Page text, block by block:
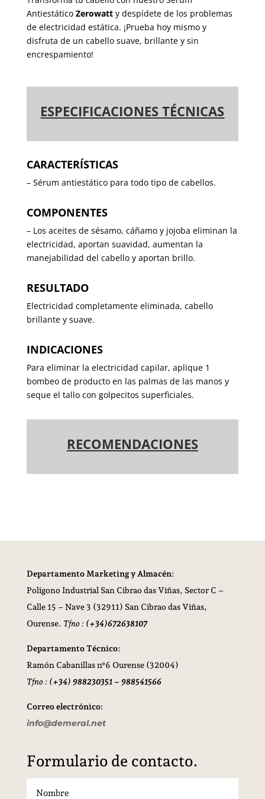
Antiestático Zerowatty despídete de los problemas
de electricidad estática. ¡Prueba hoy mismo y
disfruta de un cabello suave, brillante y sin
encrespamiento!
ESPECIFICACIONES TÉCNICAS
CARACTERÍSTICAS
– Sérum antiestático para todo tipo de cabellos.
COMPONENTES
– Los aceites de sésamo, cáñamo y jojoba eliminan la
electricidad, aportan suavidad, aumentan la
manejabilidad del cabello y aportan brillo.
RESULTADO
Electricidad completamente eliminada, cabello
brillante y suave.
INDICACIONES
Para eliminar la electricidad capilar, aplique 1
bombeo de producto en las palmas de las manos y
seque el tallo con golpecitos superficiales.
RECOMENDACIONES
Departamento Marketing y Almacén:
Polígono Industrial San Cibrao das Viñas, Sector C –
Calle 15 – Nave 3 (32911) San Cibrao das Viñas,
Ourense. Tfno : (+34)672638107
Departamento Técnico:
Ramón Cabanillas nº6 Ourense (32004)
Tfno : (+34) 988230351 – 988541566
Correo electrónico:
info@demeral.net
Formulario de contacto.